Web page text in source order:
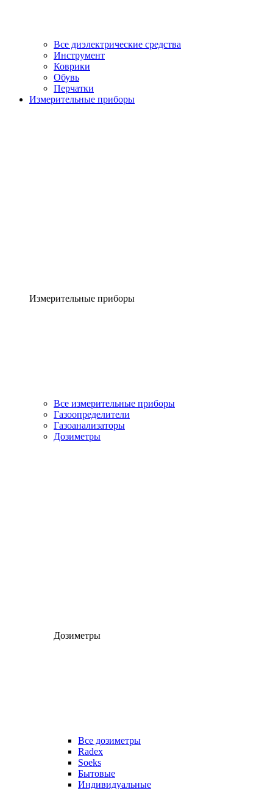
Все диэлектрические средства
Инструмент
Коврики
Обувь
Перчатки
Измерительные приборы
Измерительные приборы
Все измерительные приборы
Газоопределители
Газоанализаторы
Дозиметры
Дозиметры
Все дозиметры
Radex
Soeks
Бытовые
Индивидуальные